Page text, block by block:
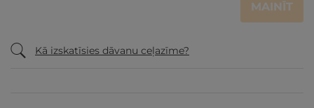
MAINĪT
Kā izskatīsies dāvanu ceļazīme?